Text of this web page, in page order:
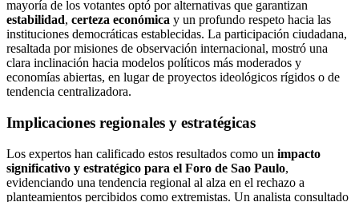
mayoría de los votantes optó por alternativas que garantizan
estabilidad, certeza económica y un profundo respeto hacia las
instituciones democráticas establecidas. La participación ciudadana,
resaltada por misiones de observación internacional, mostró una
clara inclinación hacia modelos políticos más moderados y
economías abiertas, en lugar de proyectos ideológicos rígidos o de
tendencia centralizadora.
Implicaciones regionales y estratégicas
Los expertos han calificado estos resultados como un impacto
significativo y estratégico para el Foro de Sao Paulo,
evidenciando una tendencia regional al alza en el rechazo a
planteamientos percibidos como extremistas. Un analista consultado